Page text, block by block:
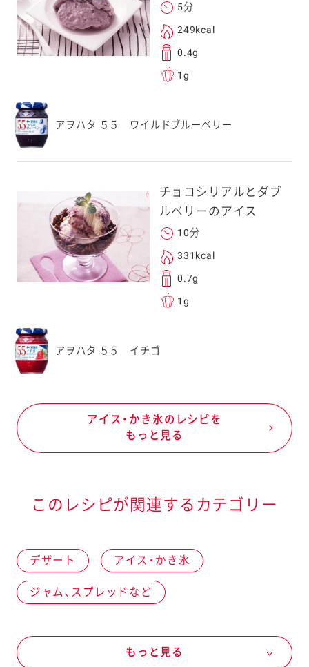
レスは、本サービ
。当社はこの情報
ことはございませ
5分
249kcal
0.4g
1g
アヲハタ ５５ ワイルドブルーベリー
チョコシリアルとダブ
ルベリーのアイス
10分
331kcal
0.7g
1g
アヲハタ ５５ イチゴ
アイス・かき氷のレシピを
もっと見る
このレシピが関連するカテゴリー
デザート アイス・かき氷
ジャム、スプレッドなど
もっと見る